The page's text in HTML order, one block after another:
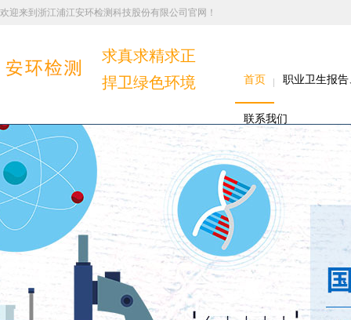
欢迎来到浙江浦江安环检测科技股份有限公司官网！
求真求精求正
捍卫绿色环境
首页 职业卫生报
联系我们